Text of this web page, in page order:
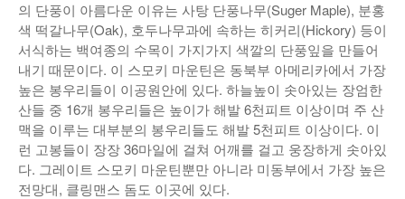
의 단풍이 아름다운 이유는 사탕 단풍나무(Suger Maple), 분홍
색 떡갈나무(Oak), 호두나무과에 속하는 히커리(Hickory) 등이
서식하는 백여종의 수목이 가지가지 색깔의 단풍잎을 만들어
내기 때문이다. 이 스모키 마운틴은 동북부 아메리카에서 가장
높은 봉우리들이 이공원안에 있다. 하늘높이 솟아있는 장엄한
산들 중 16개 봉우리들은 높이가 해발 6천피트 이상이며 주 산
맥을 이루는 대부분의 봉우리들도 해발 5천피트 이상이다. 이
런 고봉들이 장장 36마일에 걸쳐 어깨를 걸고 웅장하게 솟아있
다. 그레이트 스모키 마운틴뿐만 아니라 미동부에서 가장 높은
전망대, 클링맨스 돔도 이곳에 있다.